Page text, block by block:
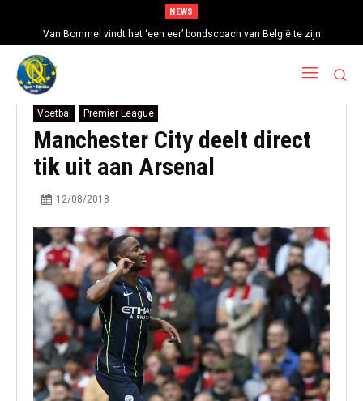
NEWS
Van Bommel vindt het ‘een eer’ bondscoach van België te zijn
Voetbal Premier League
Manchester City deelt direct
tik uit aan Arsenal
12/08/2018